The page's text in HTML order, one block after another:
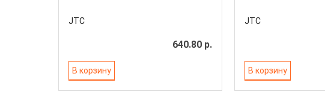
JTC
640.80 р.
В корзину
JTC
В корзину